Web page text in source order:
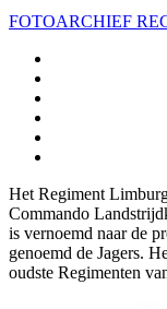
FOTOARCHIEF
Het Regiment
Commando
is vernoemd naar de
genoemd de Jagers.
oudste Regimenten